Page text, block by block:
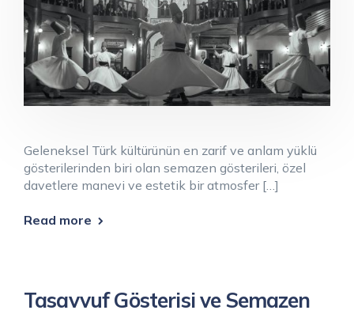
Geleneksel Türk kültürünün en zarif ve anlam yüklü
gösterilerinden biri olan semazen gösterileri, özel
davetlere manevi ve estetik bir atmosfer […]
Read more
Tasavvuf Gösterisi ve Semazen